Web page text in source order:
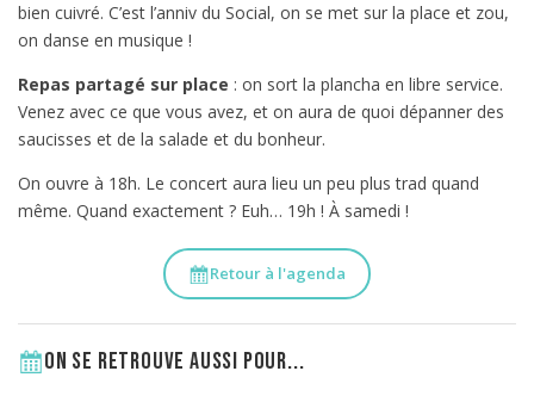
bien cuivré. C’est l’anniv du Social, on se met sur la place et zou,
on danse en musique !
Repas partagé sur place : on sort la plancha en libre service.
Venez avec ce que vous avez, et on aura de quoi dépanner des
saucisses et de la salade et du bonheur.
On ouvre à 18h. Le concert aura lieu un peu plus trad quand
même. Quand exactement ? Euh… 19h ! À samedi !
Retour à l'agenda
On se retrouve aussi pour...